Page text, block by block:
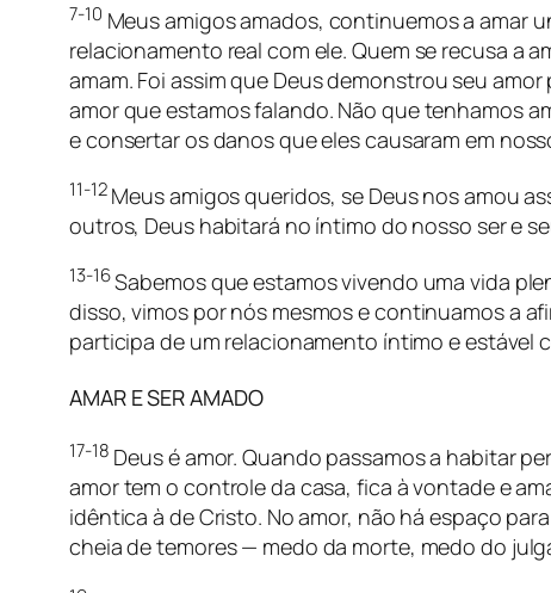
7-10 Meus amigos amados, continuemos a amar
relacionamento real com ele. Quem se recusa a
amam. Foi assim que Deus demonstrou seu
amor que estamos falando. Não que tenhamos
e consertar os danos que eles causaram em
11-12Meus amigos queridos, se Deus nos amou
outros, Deus habitará no íntimo do nosso ser e
13-16Sabemos que estamos vivendo uma vida
disso, vimos por nós mesmos e continuamos a
participa de um relacionamento íntimo e estável
AMAR E SER AMADO
17-18 Deus é amor. Quando passamos a habitar
amor tem o controle da casa, fica à vontade e
idêntica à de Cristo. No amor, não há espaço
cheia de temores — medo da morte, medo do